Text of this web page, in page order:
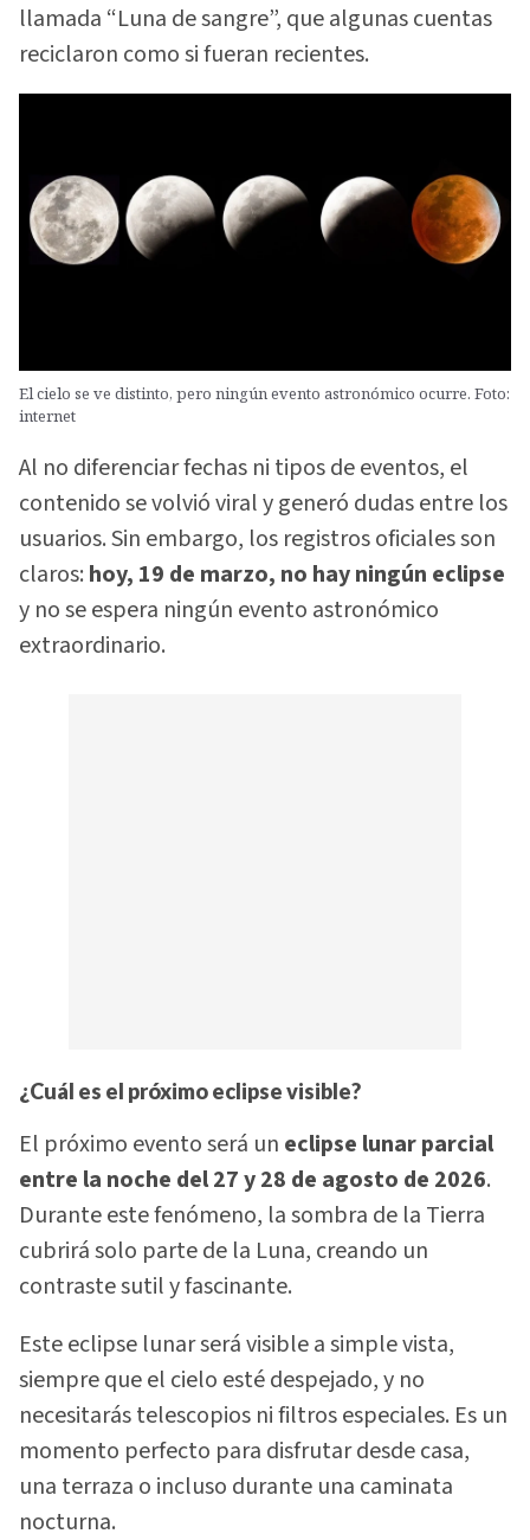
llamada “Luna de sangre”, que algunas cuentas
reciclaron como si fueran recientes.
El cielo se ve distinto, pero ningún evento astronómico ocurre. Foto:
internet
Al no diferenciar fechas ni tipos de eventos, el
contenido se volvió viral y generó dudas entre los
usuarios. Sin embargo, los registros oficiales son
claros: hoy, 19 de marzo, no hay ningún eclipse
y no se espera ningún evento astronómico
extraordinario.
¿Cuál es el próximo eclipse visible?
El próximo evento será un eclipse lunar parcial
entre la noche del 27 y 28 de agosto de 2026.
Durante este fenómeno, la sombra de la Tierra
cubrirá solo parte de la Luna, creando un
contraste sutil y fascinante.
Este eclipse lunar será visible a simple vista,
siempre que el cielo esté despejado, y no
necesitarás telescopios ni filtros especiales. Es un
momento perfecto para disfrutar desde casa,
una terraza o incluso durante una caminata
nocturna.